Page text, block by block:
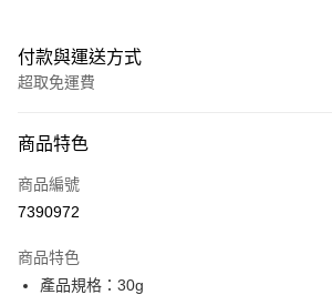
付款與運送方式
超取免運費
信用卡一次付款
LINE Pay
悠遊付
商品特色
商品編號
7390972
商品特色
產品規格：30g